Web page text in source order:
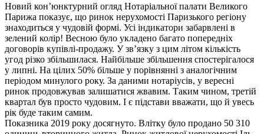
Новий кон’юнктурний огляд Нотаріальної палати Великого
Парижа показує, що ринок нерухомості Паризького регіону
знаходиться у чудовій формі. Усі індикатори забарвлені в
зелений колір! Весною було укладено багато попередніх
договорів купівлі-продажу. У зв’язку з цим літом кількість
угод різко збільшилася. Найбільше збільшення спостерігалося
у липні. На цілих 50% більше у порівнянні з аналогічним
періодом минулого року. За даними нотаріусів, у вересні
ринок продовжував залишатися жвавим. Таким чином, третій
квартал був просто чудовим. І є підстави вважати, що й увесь
рік буде таким самим.
Показника 2019 року досягнуто. Влітку було продано 50 310